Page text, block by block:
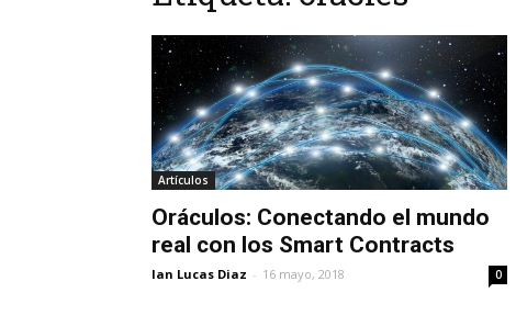
Artículos
Oráculos: Conectando el mundo
real con los Smart Contracts
Ian Lucas Diaz - 16 mayo, 2018 0